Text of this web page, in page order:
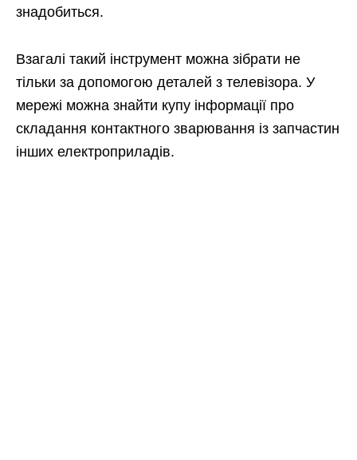
знадобиться.
Взагалі такий інструмент можна зібрати не
тільки за допомогою деталей з телевізора. У
мережі можна знайти купу інформації про
складання контактного зварювання із запчастин
інших електроприладів.